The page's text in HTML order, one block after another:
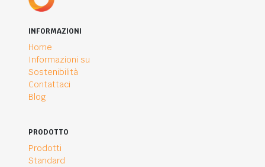
INFORMAZIONI
Home
Informazioni su
Sostenibilità
Contattaci
Blog
PRODOTTO
Prodotti
Standard